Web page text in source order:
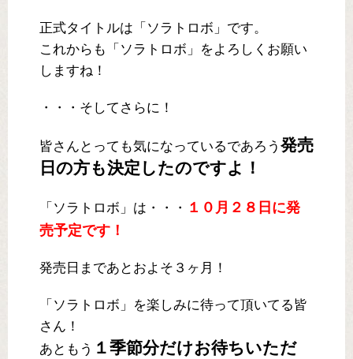
正式タイトルは「ソラトロボ」です。
これからも「ソラトロボ」をよろしくお願い
しますね！
・・・そしてさらに！
皆さんとっても気になっているであろう 発売
日の方も決定したのですよ！
「ソラトロボ」は・・・ １０月２８日に発
売予定です！
発売日まであとおよそ３ヶ月！
「ソラトロボ」を楽しみに待って頂いてる皆
さん！
あともう １季節分だけお待ちいただ